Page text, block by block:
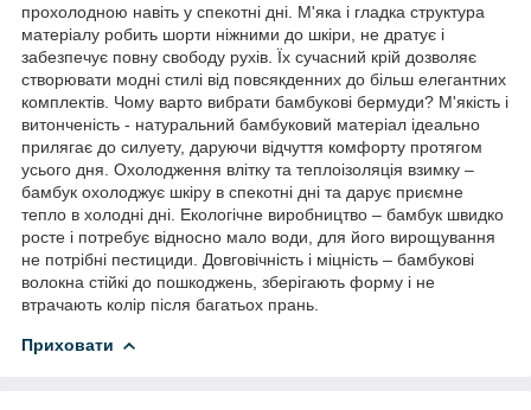
прохолодною навіть у спекотні дні. М'яка і гладка структура
матеріалу робить шорти ніжними до шкіри, не дратує і
забезпечує повну свободу рухів. Їх сучасний крій дозволяє
створювати модні стилі від повсякденних до більш елегантних
комплектів. Чому варто вибрати бамбукові бермуди? М'якість і
витонченість - натуральний бамбуковий матеріал ідеально
прилягає до силуету, даруючи відчуття комфорту протягом
усього дня. Охолодження влітку та теплоізоляція взимку –
бамбук охолоджує шкіру в спекотні дні та дарує приємне
тепло в холодні дні. Екологічне виробництво – бамбук швидко
росте і потребує відносно мало води, для його вирощування
не потрібні пестициди. Довговічність і міцність – бамбукові
волокна стійкі до пошкоджень, зберігають форму і не
втрачають колір після багатьох прань.
Приховати